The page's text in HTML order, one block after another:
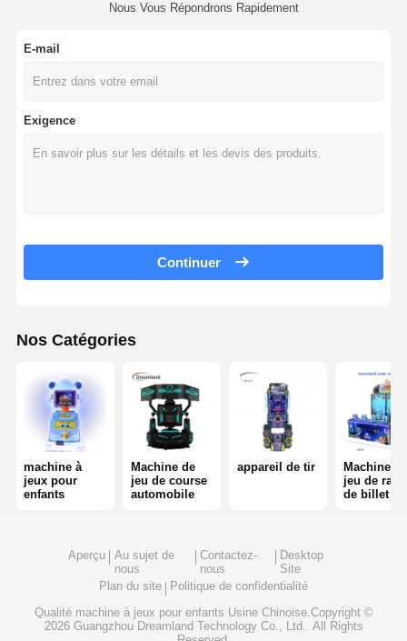
Tous Les CasDemande De
machine à jeux pour enfants
Machine de jeu de course automobile
appareil de tir
machine à jouer à des jeux de jetons
Simulateur de jeu de moto
Simulateur de VR 360
Jeu de tir d'arcade en VR
Cinéma de VR
voiture de butoir
Nous Vous Répondrons Rapidement
E-mail
Exigence
Continuer
Nos Catégories
machine à
jeux pour
enfants
Machine de
jeu de course
automobile
appareil de tir
Machine de
jeu de
de billet
Aperçu
Au sujet de
nous
Contactez-
nous
Desktop
Site
Plan du site
Politique de confidentialité
Qualité machine à jeux pour enfants Usine Chinoise.Copyright ©
2026 Guangzhou Dreamland Technology Co., Ltd.. All Rights